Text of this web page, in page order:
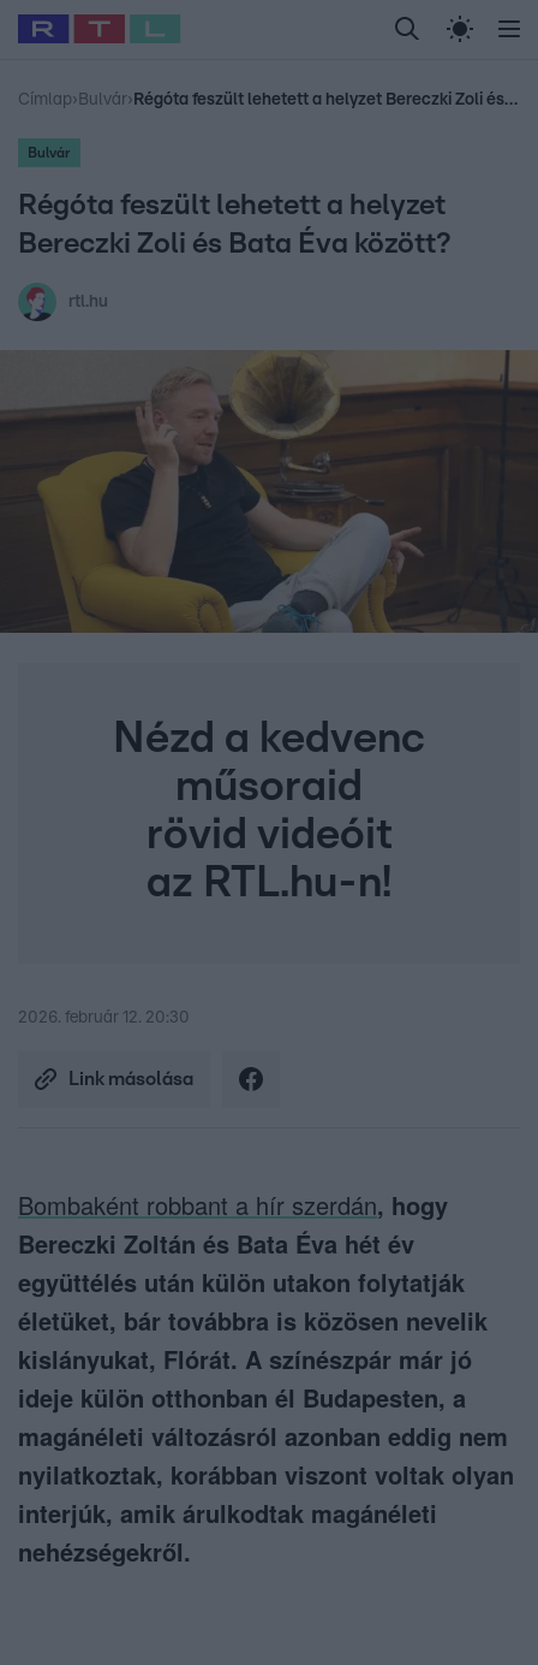
Legfrissebb RTL Híradó Randi Celeb vagyok,
Babits Marcella Most Wanted Gallusz
Címlap› Bulvár› Régóta feszült lehetett a helyzet Bereczki Zoli és Bata Éva között?
Bulvár
Régóta feszült lehetett a helyzet
Bereczki Zoli és Bata Éva között?
rtl.hu
Nézd a kedvenc
műsoraid
rövid videóit
az RTL.hu-n!
2026. február 12. 20:30
Link másolása
Bombaként robbant a hír szerdán, hogy
Bereczki Zoltán és Bata Éva hét év
együttélés után külön utakon folytatják
életüket, bár továbbra is közösen nevelik
kislányukat, Flórát. A színészpár már jó
ideje külön otthonban él Budapesten, a
magánéleti változásról azonban eddig nem
nyilatkoztak, korábban viszont voltak olyan
interjúk, amik árulkodtak magánéleti
nehézségekről.